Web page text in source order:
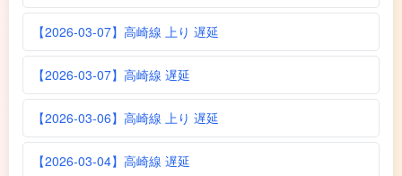
【2026-03-07】高崎線 上り 遅延
【2026-03-07】高崎線 遅延
【2026-03-06】高崎線 上り 遅延
【2026-03-04】高崎線 遅延